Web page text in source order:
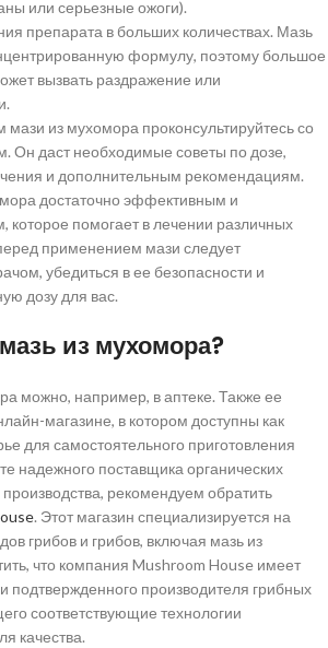
или серьезные ожоги).
препарата в больших количествах. Мазь
формулу, поэтому большое
вызвать раздражение или
из мухомора проконсультируйтесь со
Он даст необходимые советы по дозе,
и дополнительным рекомендациям.
достаточно эффективным и
которое помогает в лечении различных
применением мази следует
убедиться в ее безопасности и
дозу для вас.
из мухомора?
можно, например, в аптеке. Также ее
магазине, в котором доступны как
для самостоятельного приготовления
надежного поставщика органических
производства, рекомендуем обратить
. Этот магазин специализируется на
грибов и грибов, включая мазь из
что компания Mushroom House имеет
подтвержденного производителя грибных
соответствующие технологии
качества.